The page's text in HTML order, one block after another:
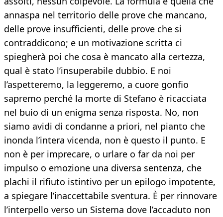
annaspa nel territorio delle prove che mancano,
delle prove insufficienti, delle prove che si
contraddicono; e un motivazione scritta ci
spiegherà poi che cosa è mancato alla certezza,
qual è stato l’insuperabile dubbio. E noi
l’aspetteremo, la leggeremo, a cuore gonfio
sapremo perché la morte di Stefano è ricacciata
nel buio di un enigma senza risposta. No, non
siamo avidi di condanne a priori, nel pianto che
inonda l’intera vicenda, non è questo il punto. E
non è per imprecare, o urlare o far da noi per
impulso o emozione una diversa sentenza, che
plachi il rifiuto istintivo per un epilogo impotente,
a spiegare l’inaccettabile sventura. È per rinnovare
l’interpello verso un Sistema dove l’accaduto non